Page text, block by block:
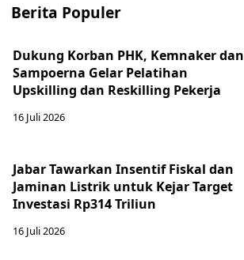
Berita Populer
Dukung Korban PHK, Kemnaker dan
Sampoerna Gelar Pelatihan
Upskilling dan Reskilling Pekerja
16 Juli 2026
Jabar Tawarkan Insentif Fiskal dan
Jaminan Listrik untuk Kejar Target
Investasi Rp314 Triliun
16 Juli 2026